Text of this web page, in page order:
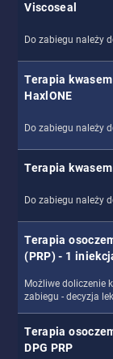
Viscoseal
Do zabiegu należy
Terapia
HaxlONE
Do zabiegu należy
Terapia
Do zabiegu należy
Terapia
(PRP) - 1
Możliwe doliczenie
zabiegu - decyzja
Terapia
DPG PRP